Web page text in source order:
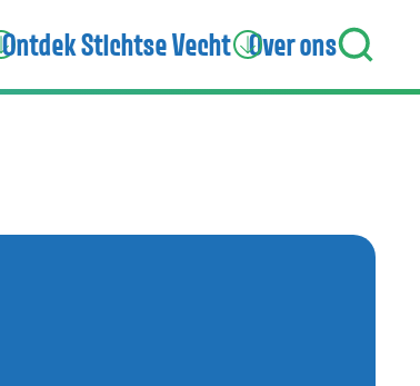
Ontdek Stichtse Vecht Over ons